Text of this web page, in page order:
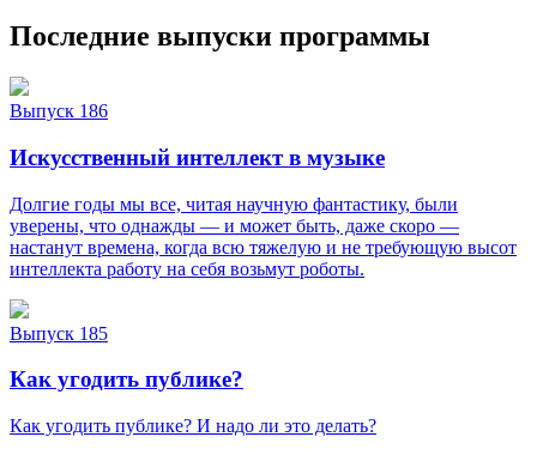
Последние выпуски программы
Выпуск 186
Искусственный интеллект в музыке
Долгие годы мы все, читая научную фантастику, были
уверены, что однажды — и может быть, даже скоро —
настанут времена, когда всю тяжелую и не требующую высот
интеллекта работу на себя возьмут роботы.
Выпуск 185
Как угодить публике?
Как угодить публике? И надо ли это делать?